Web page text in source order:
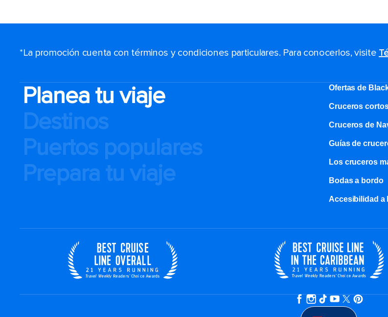
*La promoción cuenta con términos y condiciones particulares. Para conocerlos, visite
Planea tu viaje
Destinos
Puertos populares
Prepara tu viaje
Ofertas de
Cruceros
Cruceros de
Guías de
Los cruceros
Bodas a bordo
Accesibilidad a